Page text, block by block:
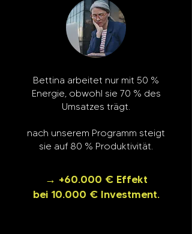
Bettina arbeitet nur mit 50 %
Energie, obwohl sie 70 % des
Umsatzes trägt.
nach unserem Programm steigt
sie auf 80 % Produktivität.
→ +60.000 € Effekt
bei 10.000 € Investment.